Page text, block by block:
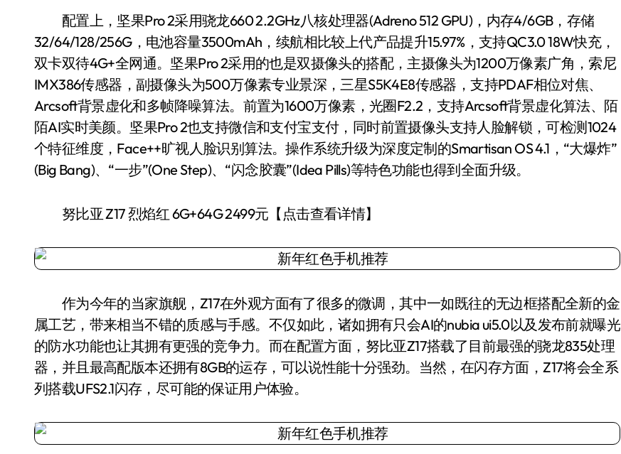
配置上，坚果Pro 2采用骁龙660 2.2GHz八核处理器(Adreno 512 GPU)，内存4/6GB，存储
32/64/128/256G，电池容量3500mAh，续航相比较上代产品提升15.97%，支持QC3.0 18W快充，
双卡双待4G+全网通。坚果Pro 2采用的也是双摄像头的搭配，主摄像头为1200万像素广角，索尼
IMX386传感器，副摄像头为500万像素专业景深，三星S5K4E8传感器，支持PDAF相位对焦、
Arcsoft背景虚化和多帧降噪算法。前置为1600万像素，光圈F2.2，支持Arcsoft背景虚化算法、陌
陌AI实时美颜。坚果Pro 2也支持微信和支付宝支付，同时前置摄像头支持人脸解锁，可检测1024
个特征维度，Face++旷视人脸识别算法。操作系统升级为深度定制的Smartisan OS 4.1，“大爆炸”
(Big Bang)、“一步”(One Step)、“闪念胶囊”(Idea Pills)等特色功能也得到全面升级。
努比亚 Z17 烈焰红 6G+64G 2499元【点击查看详情】
作为今年的当家旗舰，Z17在外观方面有了很多的微调，其中一如既往的无边框搭配全新的金
属工艺，带来相当不错的质感与手感。不仅如此，诸如拥有只会AI的nubia ui5.0以及发布前就曝光
的防水功能也让其拥有更强的竞争力。而在配置方面，努比亚Z17搭载了目前最强的骁龙835处理
器，并且最高配版本还拥有8GB的运存，可以说性能十分强劲。当然，在闪存方面，Z17将会全系
列搭载UFS2.1闪存，尽可能的保证用户体验。